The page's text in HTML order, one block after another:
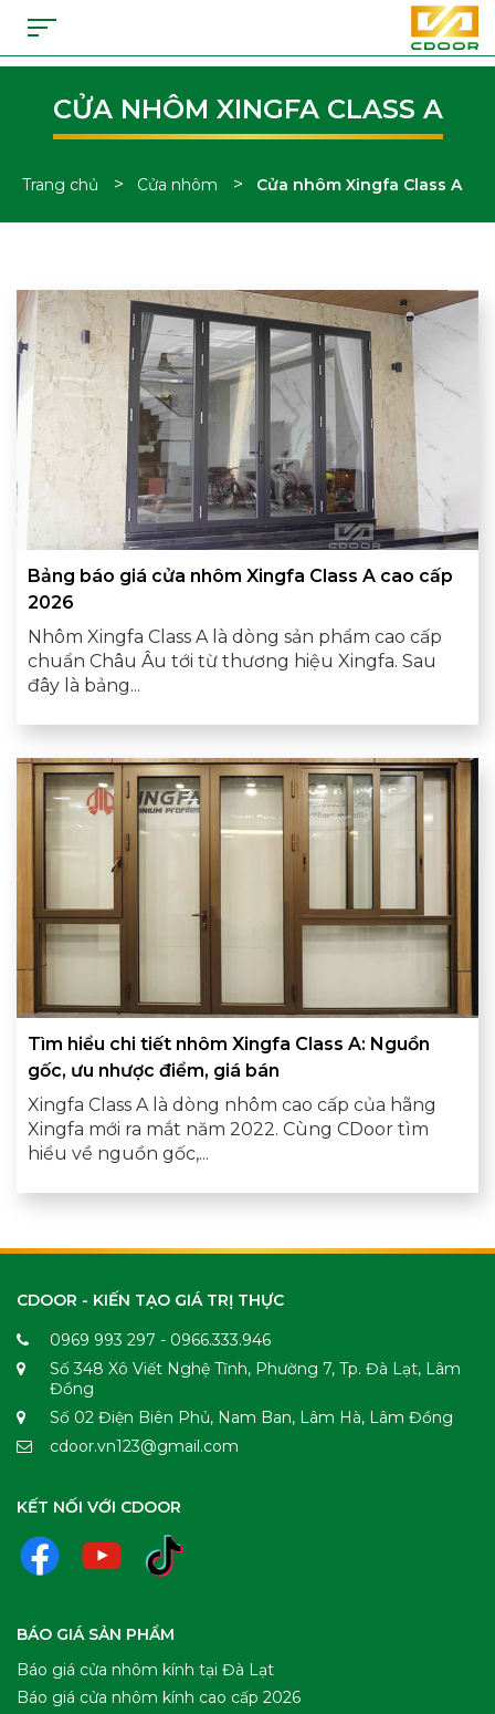
CỬA NHÔM XINGFA CLASS A
Trang chủ > Cửa nhôm > Cửa nhôm Xingfa Class A
Bảng báo giá cửa nhôm Xingfa Class A cao cấp
2026
Nhôm Xingfa Class A là dòng sản phẩm cao cấp
chuẩn Châu Âu tới từ thương hiệu Xingfa. Sau
đây là bảng...
Tìm hiểu chi tiết nhôm Xingfa Class A: Nguồn
gốc, ưu nhược điểm, giá bán
Xingfa Class A là dòng nhôm cao cấp của hãng
Xingfa mới ra mắt năm 2022. Cùng CDoor tìm
hiểu về nguồn gốc,...
CDOOR - KIẾN TẠO GIÁ TRỊ THỰC
0969 993 297 - 0966.333.946
Số 348 Xô Viết Nghệ Tĩnh, Phường 7, Tp. Đà Lạt, Lâm
Đồng
Số 02 Điện Biên Phủ, Nam Ban, Lâm Hà, Lâm Đồng
cdoor.vn123@gmail.com
KẾT NỐI VỚI CDOOR
BÁO GIÁ SẢN PHẨM
Báo giá cửa nhôm kính tại Đà Lạt
Báo giá cửa nhôm kính cao cấp 2026